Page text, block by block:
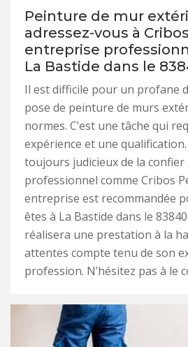
Peinture de mur
adressez-vous à
entreprise
La Bastide dans le
Il est difficile pour un profane
pose de peinture de murs
normes. C’est une tâche qui
expérience et une
toujours judicieux de la
professionnel comme Cribos
entreprise est recommandée
êtes à La Bastide dans le
réalisera une prestation à la
attentes compte tenu de son
profession. N’hésitez pas à le